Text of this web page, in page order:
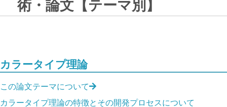
術・論文【テーマ別】
カラータイプ理論
この論文テーマについて
カラータイプ理論の特徴とその開発プロセスについて